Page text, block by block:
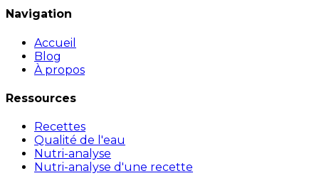
Navigation
Accueil
Blog
À propos
Ressources
Recettes
Qualité de l'eau
Nutri-analyse
Nutri-analyse d'une recette